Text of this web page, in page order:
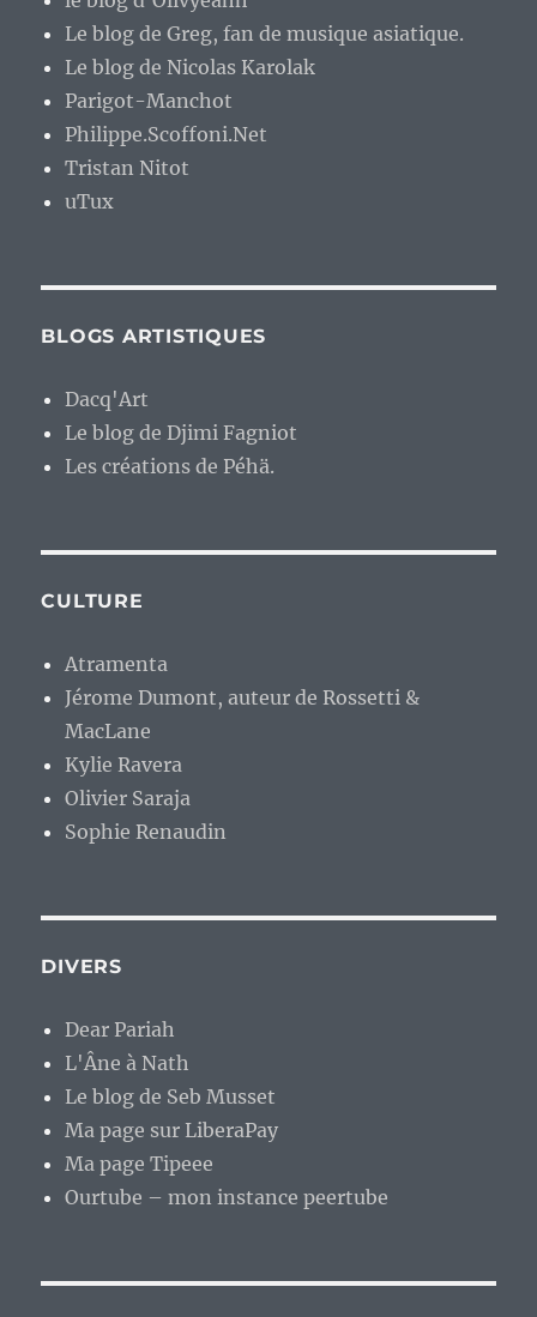
Le blog de Greg, fan de musique asiatique.
Le blog de Nicolas Karolak
Parigot-Manchot
Philippe.Scoffoni.Net
Tristan Nitot
uTux
BLOGS ARTISTIQUES
Dacq'Art
Le blog de Djimi Fagniot
Les créations de Péhä.
CULTURE
Atramenta
Jérome Dumont, auteur de Rossetti &
MacLane
Kylie Ravera
Olivier Saraja
Sophie Renaudin
DIVERS
Dear Pariah
L'Âne à Nath
Le blog de Seb Musset
Ma page sur LiberaPay
Ma page Tipeee
Ourtube – mon instance peertube